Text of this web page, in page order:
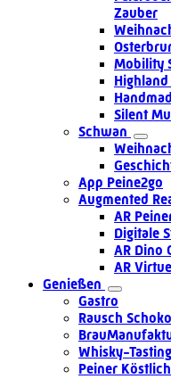
Zauber
Mobility
Silent
Schwan
App Peine2go
Augmented
AR
Digitale
AR Dino
AR
Genießen
Gastro
Rausch
Whisky-
Peiner